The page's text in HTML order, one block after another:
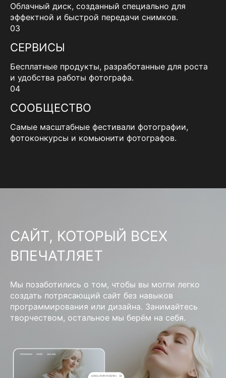
Облачный диск, созданный специально для
эффектной и быстрой передачи снимков.
03
СЕРВИСЫ
Бесплатные продукты, разработанные для роста
и удобства работы фотографа.
04
СООБЩЕСТВО
Самые масштабные фестивали фотографии,
фотоконкурсы и комьюнити фотографов.
САЙТ, КОТОРЫЙ ВСЕХ
ВПЕЧАТЛЯЕТ
Мы позаботились о том, чтобы вы могли легко
создать потрясающий сайт без навыков
программирования или дизайна. Занимайтесь
творчеством, остальное мы берём на себя.